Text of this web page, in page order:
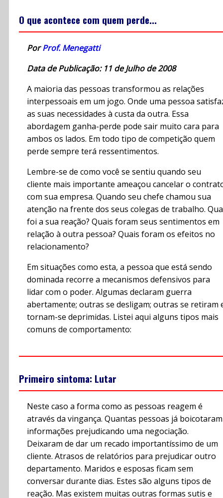
O que acontece com quem perde...
PorProf. Menegatti
Data de Publicação: 11 de Julho de 2008
A maioria das pessoas transformou as relações
interpessoais em um jogo. Onde uma pessoa
as suas necessidades à custa da outra. Essa
abordagem ganha-perde pode sair muito cara para
ambos os lados. Em todo tipo de competição quem
perde sempre terá ressentimentos.
Lembre-se de como você se sentiu quando seu
cliente mais importante ameaçou cancelar o
com sua empresa. Quando seu chefe chamou sua
atenção na frente dos seus colegas de trabalho.
foi a sua reação? Quais foram seus sentimentos em
relação à outra pessoa? Quais foram os efeitos no
relacionamento?
Em situações como esta, a pessoa que está sendo
dominada recorre a mecanismos defensivos para
lidar com o poder. Algumas declaram guerra
abertamente; outras se desligam; outras se retiram
tornam-se deprimidas. Listei aqui alguns tipos mais
comuns de comportamento:
Primeiro sintoma: Lutar
Neste caso a forma como as pessoas reagem é
através da vingança. Quantas pessoas já boicotaram
informações prejudicando uma negociação.
Deixaram de dar um recado importantíssimo de um
cliente. Atrasos de relatórios para prejudicar outro
departamento. Maridos e esposas ficam sem
conversar durante dias. Estes são alguns tipos de
reação. Mas existem muitas outras formas sutis e